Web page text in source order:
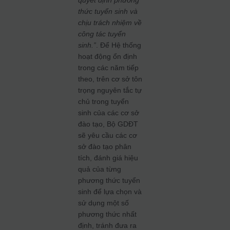
thức tuyển sinh và
chịu trách nhiệm về
công tác tuyển
sinh.” . Để Hệ thống
hoạt động ổn định
trong các năm tiếp
theo, trên cơ sở tôn
trọng nguyên tắc tự
chủ trong tuyển
sinh của các cơ sở
đào tạo, Bộ GDĐT
sẽ yêu cầu các cơ
sở đào tạo phân
tích, đánh giá hiệu
quả của từng
phương thức tuyển
sinh để lựa chọn và
sử dụng một số
phương thức nhất
định, tránh đưa ra